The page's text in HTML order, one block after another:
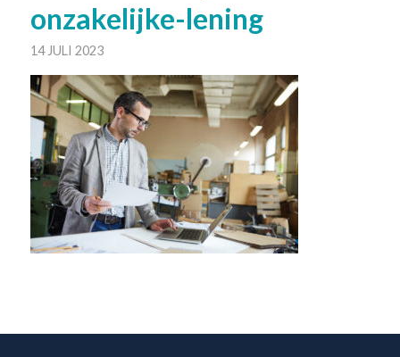
onzakelijke-lening
14 JULI 2023